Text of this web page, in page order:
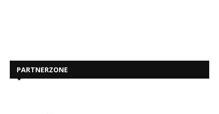
PARTNERZONE